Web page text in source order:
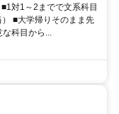
対1～2までで文系科目
■大学帰りそのまま先
科目から...